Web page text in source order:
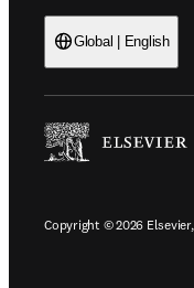
Global | English
Copyright © 2026